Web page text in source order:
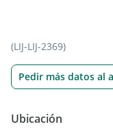
(LIJ-LIJ-2369)
Pedir más datos al
Ubicación